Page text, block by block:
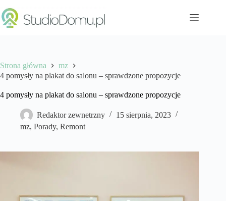
do
treści
Strona główna
mz
4 pomysły na plakat do salonu – sprawdzone propozycje
4 pomysły na plakat do salonu – sprawdzone propozycje
Redaktor zewnetrzny
15 sierpnia, 2023
mz, Porady, Remont